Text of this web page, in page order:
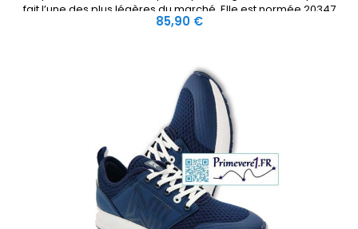
fait l’une des plus légères du marché. Elle est normée 20347
SRC et normes additionnelles OB E SRC.Préconisation métiers
Prix
85,90 €